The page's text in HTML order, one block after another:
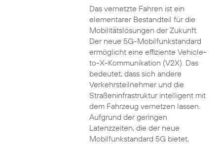
Das vernetzte Fahren ist ein
elementarer Bestandteil für die
Mobilitätslösungen der Zukunft.
Der neue 5G-Mobilfunkstandard
ermöglicht eine effiziente Vehicle-
to-X-Kommunikation (V2X). Das
bedeutet, dass sich andere
Verkehrsteilnehmer und die
Straßeninfrastruktur intelligent mit
dem Fahrzeug vernetzen lassen.
Aufgrund der geringen
Latenzzeiten, die der neue
Mobilfunkstandard 5G bietet,